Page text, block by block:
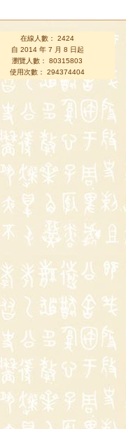
在線人數： 2424
自 2014 年 7 月 8 日起
瀏覽人數： 80315803
使用次數： 294374404